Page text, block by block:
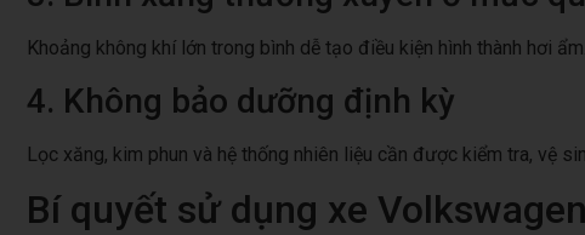
Khoảng không khí lớn trong bình dễ tạo điều kiện hình thành hơi ẩm.
4. Không bảo dưỡng định kỳ
Lọc xăng, kim phun và hệ thống nhiên liệu cần được kiểm tra, vệ
Bí quyết sử dụng xe